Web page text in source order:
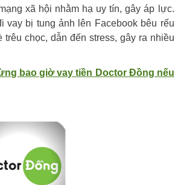
xã hội nhằm hạ uy tín, gây áp lực.
vay bị tung ảnh lên Facebook bêu rếu
chọc, dẫn đến stress, gây ra nhiều
bao giờ vay tiền Doctor Đồng nếu